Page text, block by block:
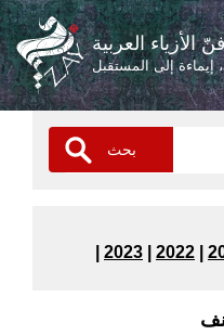
الأزياء العربية
إلى المستقبل
2022
2023